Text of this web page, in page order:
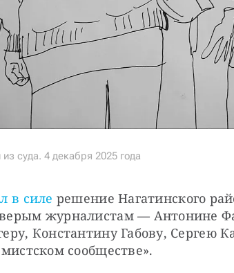
суда. 4 декабря 2025 года
в силе решение Нагатинского
журналистам — Антонине
Константину Габову, Сергею
сообществе».